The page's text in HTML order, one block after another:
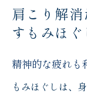
肩こり解
すもみほ
精神的な疲れも
もみほぐしは、